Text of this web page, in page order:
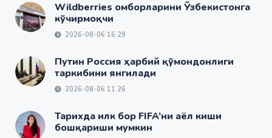
Wildberries омборларини Ўзбекистонга
кўчирмоқчи
2026-08-06 16:29
Путин Россия ҳарбий қўмондонлиги
таркибини янгилади
2026-08-06 11:26
Тарихда илк бор FIFA’ни аёл киши
бошқариши мумкин